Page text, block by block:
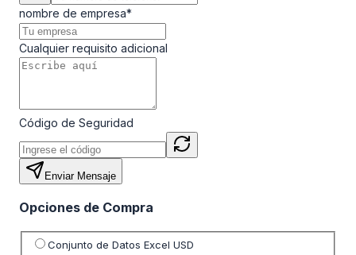
nombre de empresa*
Cualquier requisito adicional
Código de Seguridad
Enviar Mensaje
Opciones de Compra
Seleccione opción de precio
Conjunto de Datos Excel USD